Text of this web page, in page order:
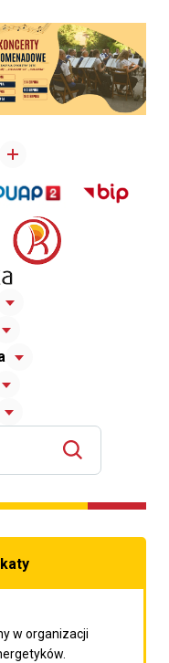
w organizacji